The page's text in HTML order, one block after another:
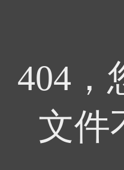
404，
文件